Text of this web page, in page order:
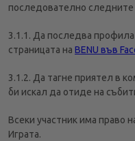
последователно следните
3.1.1. Да последва профила
страницата на BENU във
3.1.2. Да тагне приятел в
би искал да отиде на
Всеки участник има право
Играта.